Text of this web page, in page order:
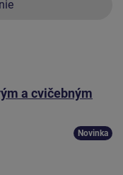
a cvičebným
Novinka